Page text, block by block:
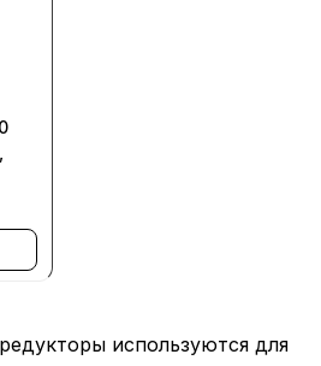
используются для